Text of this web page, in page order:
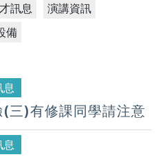
訊息
演講資訊
備
息
三)有修課同學請注意
息